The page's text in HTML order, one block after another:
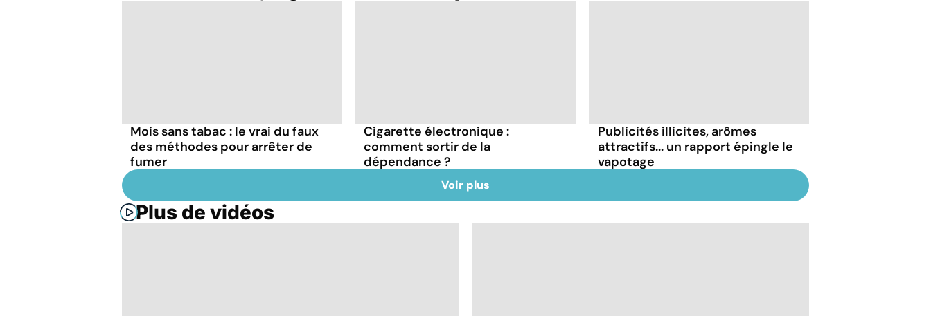
Mois sans tabac : le vrai du faux
des méthodes pour arrêter de
fumer
Cigarette électronique :
comment sortir de la
dépendance ?
Publicités illicites, arômes
attractifs... un rapport épingle le
vapotage
Voir plus
Plus de vidéos